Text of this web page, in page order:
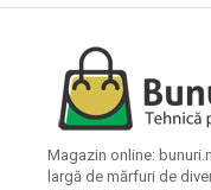
Magazin online:
largă de mărfuri de